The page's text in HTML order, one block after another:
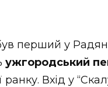
перший у
ужгородський
Вхід у